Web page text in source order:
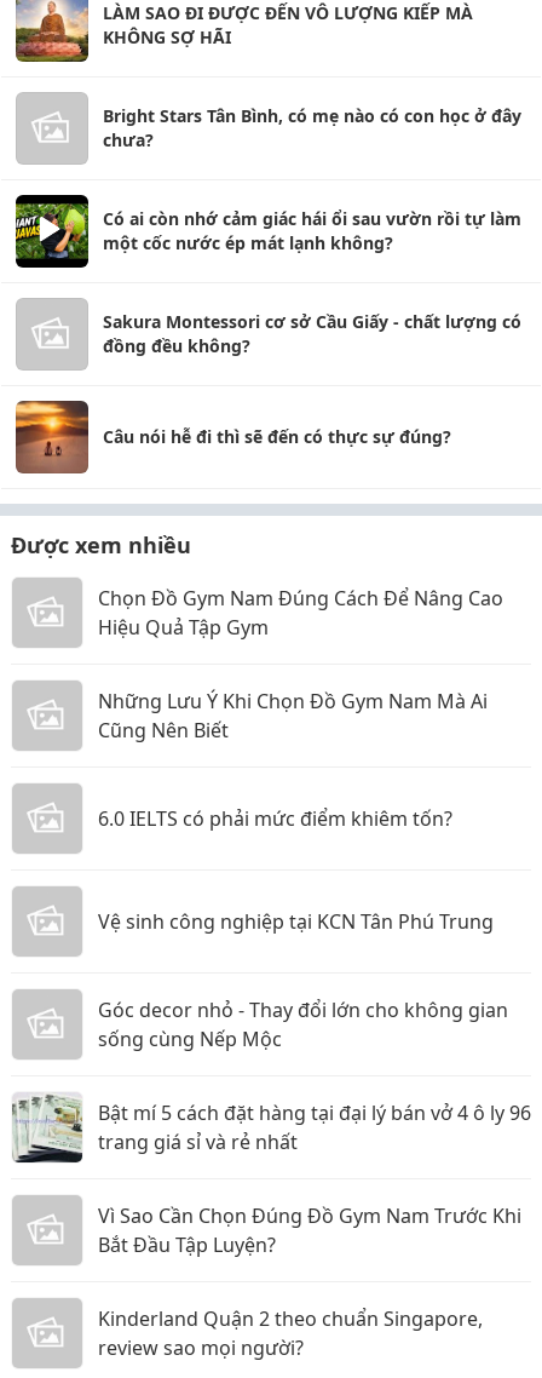
LÀM SAO ĐI ĐƯỢC ĐẾN VÔ LƯỢNG KIẾP MÀ
KHÔNG SỢ HÃI
Bright Stars Tân Bình, có mẹ nào có con học ở đây
chưa?
Có ai còn nhớ cảm giác hái ổi sau vườn rồi tự làm
một cốc nước ép mát lạnh không?
Sakura Montessori cơ sở Cầu Giấy - chất lượng có
đồng đều không?
Câu nói hễ đi thì sẽ đến có thực sự đúng?
Được xem nhiều
Chọn Đồ Gym Nam Đúng Cách Để Nâng Cao
Hiệu Quả Tập Gym
Những Lưu Ý Khi Chọn Đồ Gym Nam Mà Ai
Cũng Nên Biết
6.0 IELTS có phải mức điểm khiêm tốn?
Vệ sinh công nghiệp tại KCN Tân Phú Trung
Góc decor nhỏ - Thay đổi lớn cho không gian
sống cùng Nếp Mộc
Bật mí 5 cách đặt hàng tại đại lý bán vở 4 ô ly 96
trang giá sỉ và rẻ nhất
Vì Sao Cần Chọn Đúng Đồ Gym Nam Trước Khi
Bắt Đầu Tập Luyện?
Kinderland Quận 2 theo chuẩn Singapore,
review sao mọi người?